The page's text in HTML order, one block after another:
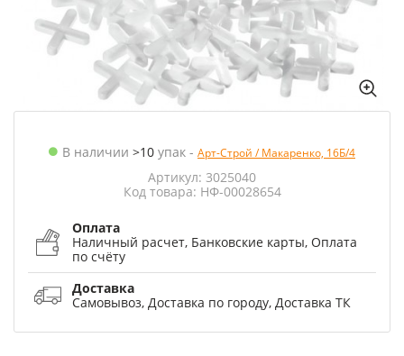
В наличии >10 упак - Арт-Строй / Макаренко, 16Б/4
Артикул: 3025040
Код товара: НФ-00028654
Оплата
Наличный расчет, Банковские карты, Оплата
по счёту
Доставка
Самовывоз, Доставка по городу, Доставка ТК